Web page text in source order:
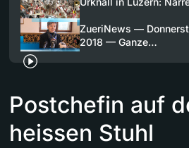
ZueriNews —
2018 — Ganze…
Postchefin auf
heissen Stuhl